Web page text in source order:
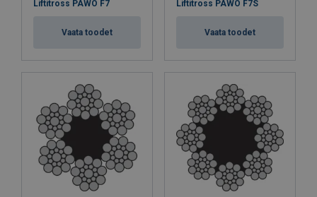
Liftitross PAWO F7
Vaata toodet
Liftitross PAWO F7S
Vaata toodet